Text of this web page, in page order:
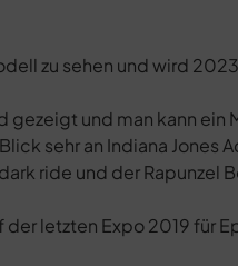
zu sehen und wird
und man kann ein
sehr an Indiana Jones
ride und der Rapunzel
der letzten Expo 2019